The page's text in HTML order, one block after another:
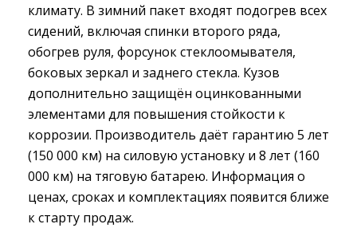
климату. В зимний пакет входят подогрев всех
сидений, включая спинки второго ряда,
обогрев руля, форсунок стеклоомывателя,
боковых зеркал и заднего стекла. Кузов
дополнительно защищён оцинкованными
элементами для повышения стойкости к
коррозии. Производитель даёт гарантию 5 лет
(150 000 км) на силовую установку и 8 лет (160
000 км) на тяговую батарею. Информация о
ценах, сроках и комплектациях появится ближе
к старту продаж.